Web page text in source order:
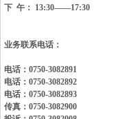
下 午： 13:30——17:30
业务联系电话：
电话：0750-3082891
电话：0750-3082892
电话：0750-3082893
传真：0750-3082900